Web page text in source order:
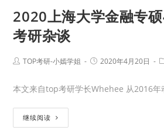
2020上海大学金融专
考研杂谈
TOP考研-小嫣学姐 2020年4月20日
本文来自top考研学长Whehee 从2016
继续阅读